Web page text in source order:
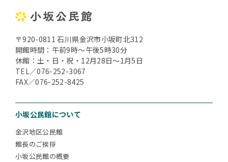
〒920-0811 石川県金沢市小坂町北312
開館時間：午前9時～午後5時30分
休館：土・日・祝・12月28日～1月5日
TEL／076-252-3067
FAX／076-252-8425
小坂公民館について
金沢地区公民館
館長のご挨拶
小坂公民館の概要